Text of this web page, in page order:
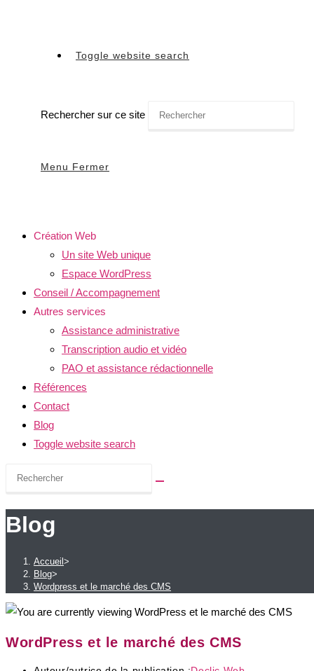
Toggle website search
Rechercher sur ce site
Menu Fermer
Création Web
Un site Web unique
Espace WordPress
Conseil / Accompagnement
Autres services
Assistance administrative
Transcription audio et vidéo
PAO et assistance rédactionnelle
Références
Contact
Blog
Toggle website search
Blog
Accueil >
Blog>
Wordpress et le marché des CMS
WordPress et le marché des CMS